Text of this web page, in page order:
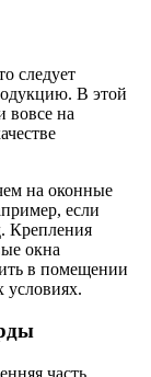
следует
В этой
вовсе на
на оконные
если
Крепления
окна
в помещении
часть